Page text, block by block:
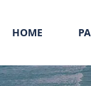
HOME